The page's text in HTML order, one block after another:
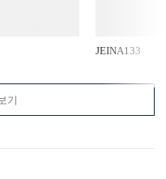
JEINA133
기